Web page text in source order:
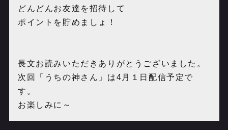
どんどんお友達を招待して
ポイントを貯めましょ！
長文お読みいただきありがとうございました。
次回「うちの神さん」は4月１日配信予定で
す。
お楽しみに～